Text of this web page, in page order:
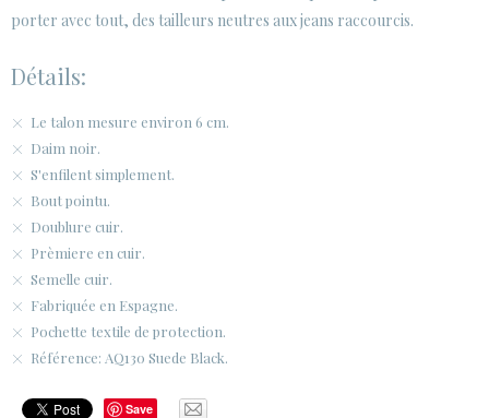
porter avec tout, des tailleurs neutres aux jeans raccourcis.
Détails:
Le talon mesure environ 6 cm.
Daim noir.
S'enfilent simplement.
Bout pointu.
Doublure cuir.
Prèmiere en cuir.
Semelle cuir.
Fabriquée en Espagne.
Pochette textile de protection.
Référence: AQ130 Suede Black.
Save